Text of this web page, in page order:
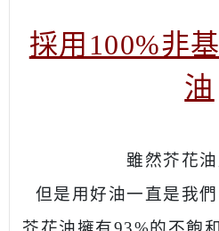
採用100%非
油
雖然芥花
但是用好油一直是我